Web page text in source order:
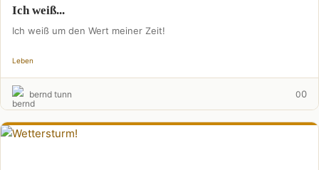
Ich weiß...
Ich weiß um den Wert meiner Zeit!
Leben
bernd tunn 00